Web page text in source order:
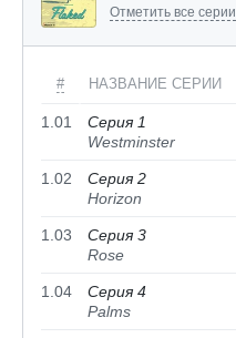
Отметить все серии
# НАЗВАНИЕ СЕРИИ
1.01
Серия 1
Westminster
1.02
Серия 2
Horizon
1.03
Серия 3
Rose
1.04
Серия 4
Palms